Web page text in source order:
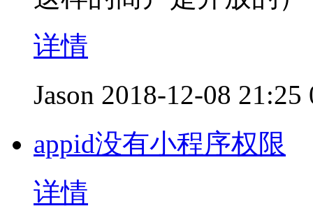
详情
Jason 2018-12-08 21:25
appid没有小程序权限
详情